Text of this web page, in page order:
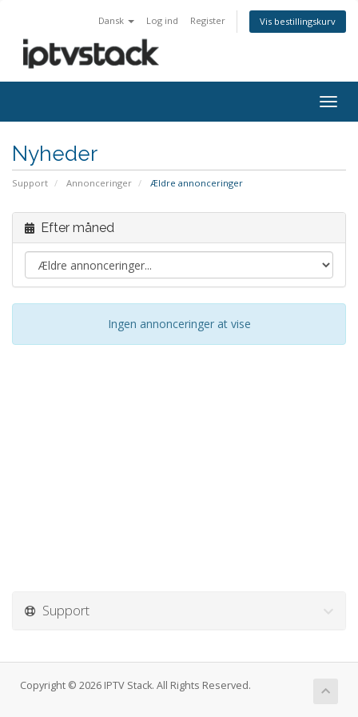
Dansk Log ind Register Vis bestillingskurv
Nyheder
Support Annonceringer Ældre annonceringer
Efter måned
Ingen annonceringer at vise
Support
Copyright © 2026 IPTV Stack. All Rights Reserved.